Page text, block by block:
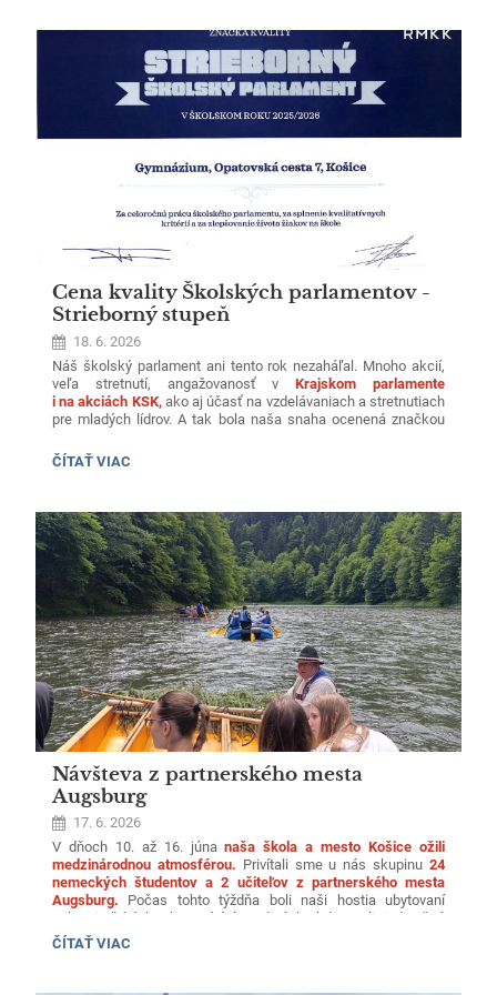
cestovanie, takže sme mysleli aj na našu planétu.Sme radi, že
našim študentom môžeme ponúknuť takúto príležitosť –
získavať skúsenosti, budovať si sebavedomie a zlepšovať si
jazykové znalosti priamo v zahraničí.👉 A dobrá správa
na záver: už teraz makáme na ďalšom ročníku
Cena kvality Školských parlamentov -
Strieborný stupeň
18. 6. 2026
Náš školský parlament ani tento rok nezaháľal. Mnoho akcií,
veľa stretnutí, angažovanosť v Krajskom parlamente
i na akciách KSK, ako aj účasť na vzdelávaniach a stretnutiach
pre mladých lídrov. A tak bola naša snaha ocenená značkou
Veríme, že spolu s nami aj vy ostatní. Už teraz sa tešíme
na ďalšie výzvy.
CENA
PARLAMENTOV
-
STRIEBORNÝ
STUPEŇ:
ČÍTAŤ VIAC
Návšteva z partnerského mesta
Augsburg
17. 6. 2026
V dňoch 10. až 16. júnanaša škola a mesto Košice ožili
medzinárodnou atmosférou. Privítali sme u nás skupinu24
nemeckých študentov a 2 učiteľov z partnerského mesta
Augsburg. Počas tohto týždňa boli naši hostia ubytovaní
v hostiteľských slovenských rodinách, kde mali jedinečnú
možnosť zažiť povestnú slovenskú pohostinnosť na vlastnej
koži a precvičiť si jazykové zručnosti.
NÁVŠTEVA
ČÍTAŤ VIAC